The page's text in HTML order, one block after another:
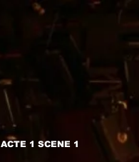
ACTE 1 SCENE 1